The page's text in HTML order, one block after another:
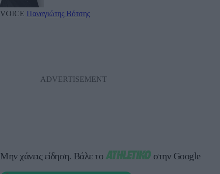
VOICE Παναγιώτης Βότσης
Μην χάνεις είδηση. Βάλε το στην Google